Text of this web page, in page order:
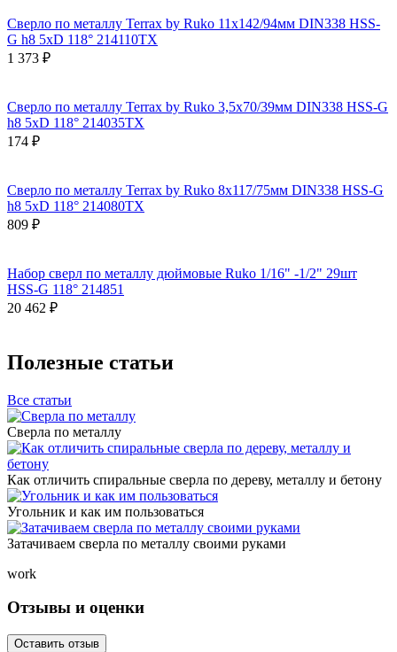
Сверло по металлу Terrax by Ruko 11x142/94мм DIN338 HSS-
G h8 5xD 118° 214110TX
1 373 ₽
Сверло по металлу Terrax by Ruko 3,5x70/39мм DIN338 HSS-G
h8 5xD 118° 214035TX
174 ₽
Сверло по металлу Terrax by Ruko 8x117/75мм DIN338 HSS-G
h8 5xD 118° 214080TX
809 ₽
Набор сверл по металлу дюймовые Ruko 1/16" -1/2" 29шт
HSS-G 118° 214851
20 462 ₽
Полезные статьи
Все статьи
Сверла по металлу
Как отличить спиральные сверла по дереву, металлу и бетону
Угольник и как им пользоваться
Затачиваем сверла по металлу своими руками
work
Отзывы и оценки
Оставить отзыв